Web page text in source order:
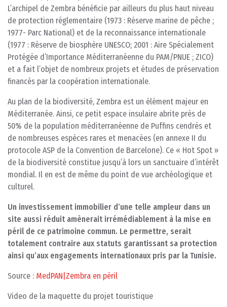
L’archipel de Zembra bénéficie par ailleurs du plus haut niveau
de protection réglementaire (1973 : Réserve marine de pêche ;
1977- Parc National) et de la reconnaissance internationale
(1977 : Réserve de biosphère UNESCO; 2001 : Aire Spécialement
Protégée d’Importance Méditerranéenne du PAM/PNUE ; ZICO)
et a fait l’objet de nombreux projets et études de préservation
financés par la coopération internationale.
Au plan de la biodiversité, Zembra est un élément majeur en
Méditerranée. Ainsi, ce petit espace insulaire abrite près de
50% de la population méditerranéenne de Puffins cendrés et
de nombreuses espèces rares et menacées (en annexe II du
protocole ASP de la Convention de Barcelone). Ce « Hot Spot »
de la biodiversité constitue jusqu’à lors un sanctuaire d’intérêt
mondial. Il en est de même du point de vue archéologique et
culturel.
Un investissement immobilier d’une telle ampleur dans un
site aussi réduit amènerait irrémédiablement à la mise en
péril de ce patrimoine commun. Le permettre, serait
totalement contraire aux statuts garantissant sa protection
ainsi qu’aux engagements internationaux pris par la Tunisie.
Source : MedPAN|Zembra en péril
Video de la maquette du projet touristique